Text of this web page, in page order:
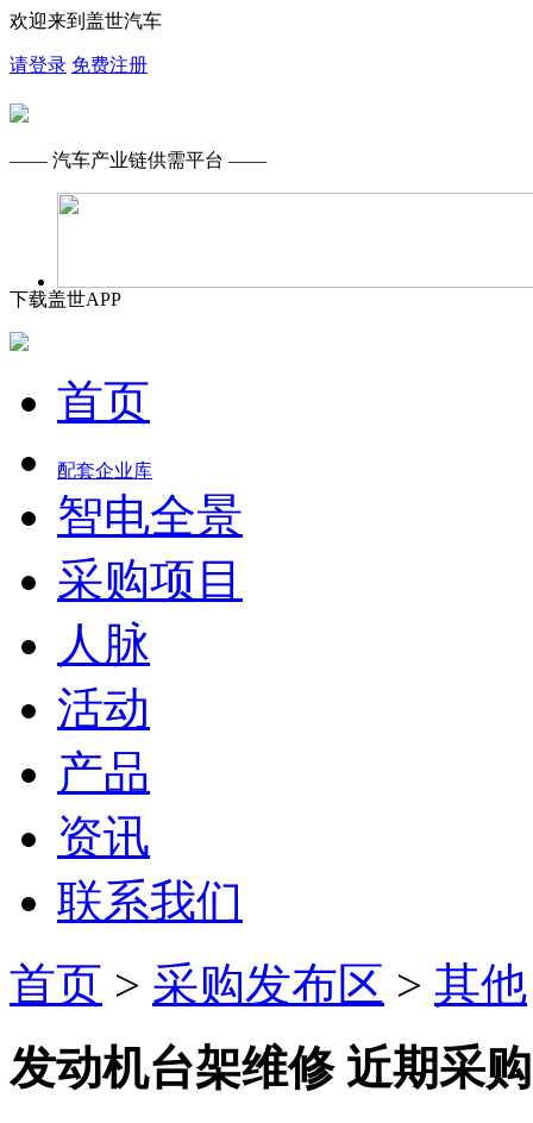
欢迎来到盖世汽车
请登录 免费注册
—— 汽车产业链供需平台 ——
下载盖世APP
首页
配套企业库
智电全景
采购项目
人脉
活动
产品
资讯
联系我们
首页 > 采购发布区 > 其他
发动机台架维修 近期采购